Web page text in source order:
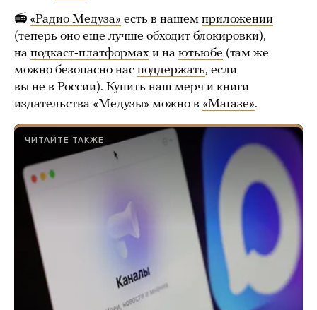
📻 «Радио Медуза» есть в нашем приложении
(теперь оно еще лучше обходит блокировки),
на подкаст-платформах и на ютьюбе (там же
можно безопасно нас поддержать, если
вы не в России). Купить наш мерч и книги
издательства «Медузы» можно в «Магазе».
ЧИТАЙТЕ ТАКЖЕ